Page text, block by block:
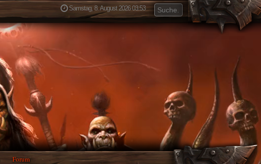
Samstag, 8. August 2026 03:53
Forum